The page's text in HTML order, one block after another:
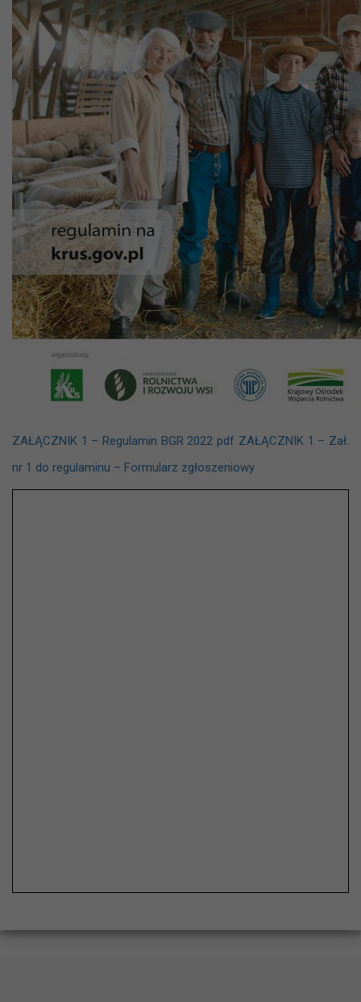
ZAŁĄCZNIK 1 – Regulamin BGR 2022 pdf ZAŁĄCZNIK 1 – Zał.
nr 1 do regulaminu – Formularz zgłoszeniowy